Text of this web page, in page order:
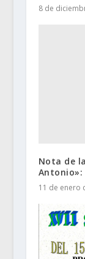
8 de
Nota de
Antonio»:
11 de enero